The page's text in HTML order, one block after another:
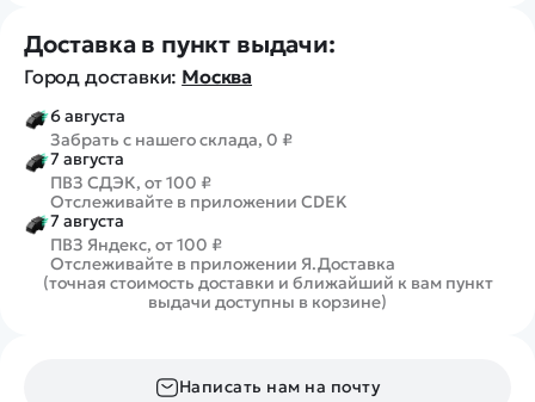
Доставка в пункт выдачи:
Город доставки: Москва
6 августа
Забрать с нашего склада, 0 ₽
7 августа
ПВЗ СДЭК, от 100 ₽
Отслеживайте в приложении CDEK
7 августа
ПВЗ Яндекс, от 100 ₽
Отслеживайте в приложении Я.Доставка
(точная стоимость доставки и ближайший к вам пункт
выдачи доступны в корзине)
Написать нам на почту